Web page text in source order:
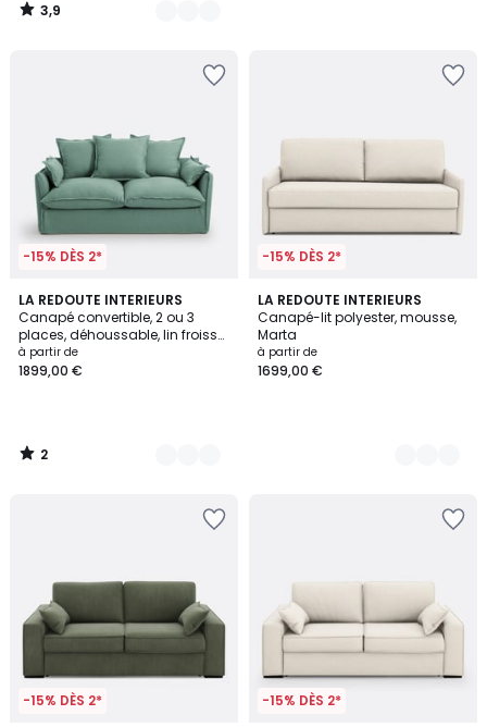
3,9
/
-15% DÈS 2*
LA REDOUTE INTERIEURS
Canapé convertible, 2 ou 3
places, déhoussable, lin froissé,
ODNA
à partir de
1899,00 €
2
/
5
8
Couleurs
2
/
-15% DÈS 2*
LA REDOUTE INTERIEURS
Canapé-lit polyester, mousse,
Marta
à partir de
1699,00 €
3
Couleurs
-15% DÈS 2* -15% DÈS 2*